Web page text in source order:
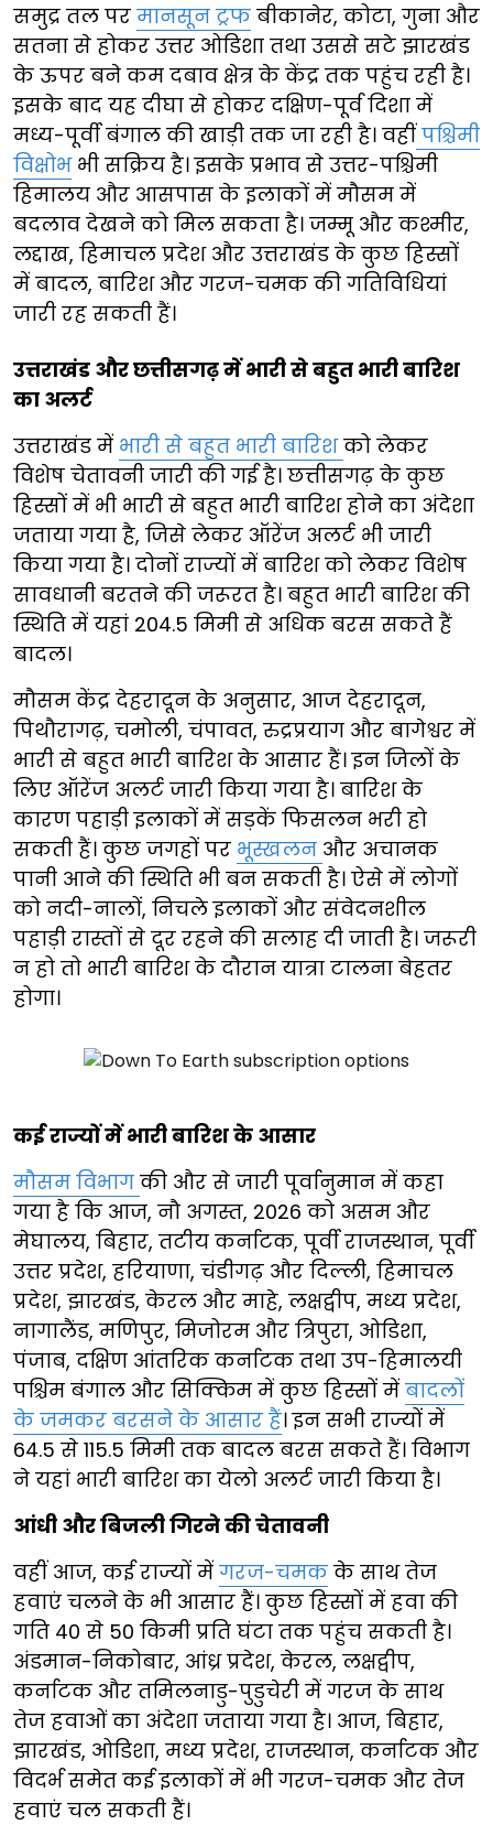
समुद्र तल पर मानसून ट्रफ बीकानेर, कोटा, गुना और
सतना से होकर उत्तर ओडिशा तथा उससे सटे झारखंड
के ऊपर बने कम दबाव क्षेत्र के केंद्र तक पहुंच रही है।
इसके बाद यह दीघा से होकर दक्षिण-पूर्व दिशा में
मध्य-पूर्वी बंगाल की खाड़ी तक जा रही है। वहींपश्चिमी
विक्षोभभी सक्रिय है। इसके प्रभाव से उत्तर-पश्चिमी
हिमालय और आसपास के इलाकों में मौसम में
बदलाव देखने को मिल सकता है। जम्मू और कश्मीर,
लद्दाख, हिमाचल प्रदेश और उत्तराखंड के कुछ हिस्सों
में बादल, बारिश और गरज-चमक की गतिविधियां
जारी रह सकती हैं।
उत्तराखंड और छत्तीसगढ़ में भारी से बहुत भारी बारिश
का अलर्ट
उत्तराखंड में भारी से बहुत भारी बारिशको लेकर
विशेष चेतावनी जारी की गई है। छत्तीसगढ़ के कुछ
हिस्सों में भी भारी से बहुत भारी बारिश होने का अंदेशा
जताया गया है, जिसे लेकर ऑरेंज अलर्ट भी जारी
किया गया है। दोनों राज्यों में बारिश को लेकर विशेष
सावधानी बरतने की जरूरत है। बहुत भारी बारिश की
स्थिति में यहां 204.5 मिमी से अधिक बरस सकते हैं
बादल।
मौसम केंद्र देहरादून के अनुसार, आज देहरादून,
पिथौरागढ़, चमोली, चंपावत, रुद्रप्रयाग और बागेश्वर में
भारी से बहुत भारी बारिश के आसार हैं। इन जिलों के
लिए ऑरेंज अलर्ट जारी किया गया है। बारिश के
कारण पहाड़ी इलाकों में सड़कें फिसलन भरी हो
सकती हैं। कुछ जगहों पर भूस्खलन और अचानक
पानी आने की स्थिति भी बन सकती है। ऐसे में लोगों
को नदी-नालों, निचले इलाकों और संवेदनशील
पहाड़ी रास्तों से दूर रहने की सलाह दी जाती है। जरूरी
न हो तो भारी बारिश के दौरान यात्रा टालना बेहतर
होगा।
कई राज्यों में भारी बारिश के आसार
मौसम विभाग की और से जारी पूर्वानुमान में कहा
गया है कि आज, नौ अगस्त, 2026 को असम और
मेघालय, बिहार, तटीय कर्नाटक, पूर्वी राजस्थान, पूर्वी
उत्तर प्रदेश, हरियाणा, चंडीगढ़ और दिल्ली, हिमाचल
प्रदेश, झारखंड, केरल और माहे, लक्षद्वीप, मध्य प्रदेश,
नागालैंड, मणिपुर, मिजोरम और त्रिपुरा, ओडिशा,
पंजाब, दक्षिण आंतरिक कर्नाटक तथा उप-हिमालयी
पश्चिम बंगाल और सिक्किम में कुछ हिस्सों में बादलों
के जमकर बरसने के आसार हैं। इन सभी राज्यों में
64.5 से 115.5 मिमी तक बादल बरस सकते हैं। विभाग
ने यहां भारी बारिश का येलो अलर्ट जारी किया है।
आंधी और बिजली गिरने की चेतावनी
वहीं आज, कई राज्यों में गरज-चमक के साथ तेज
हवाएं चलने के भी आसार हैं। कुछ हिस्सों में हवा की
गति 40 से 50 किमी प्रति घंटा तक पहुंच सकती है।
अंडमान-निकोबार, आंध्र प्रदेश, केरल, लक्षद्वीप,
कर्नाटक और तमिलनाडु-पुडुचेरी में गरज के साथ
तेज हवाओं का अंदेशा जताया गया है। आज, बिहार,
झारखंड, ओडिशा, मध्य प्रदेश, राजस्थान, कर्नाटक और
विदर्भ समेत कई इलाकों में भी गरज-चमक और तेज
हवाएं चल सकती हैं।